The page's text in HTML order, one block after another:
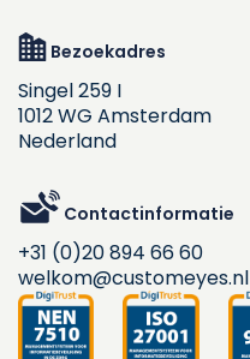
Bezoekadres
Singel 259 I
1012 WG Amsterdam
Nederland
Contactinformatie
+31 (0)20 894 66 60
welkom@customeyes.nl